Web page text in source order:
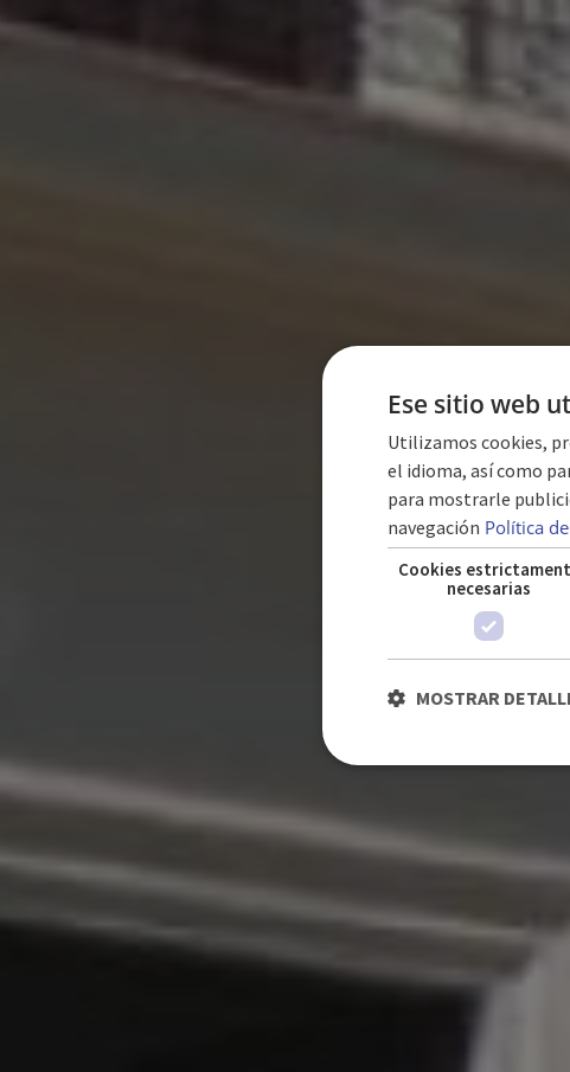
Ese sitio web
Utilizamos cookies,
el idioma, así como
para mostrarle
navegación Política
Cookies
necesarias
MOSTRAR